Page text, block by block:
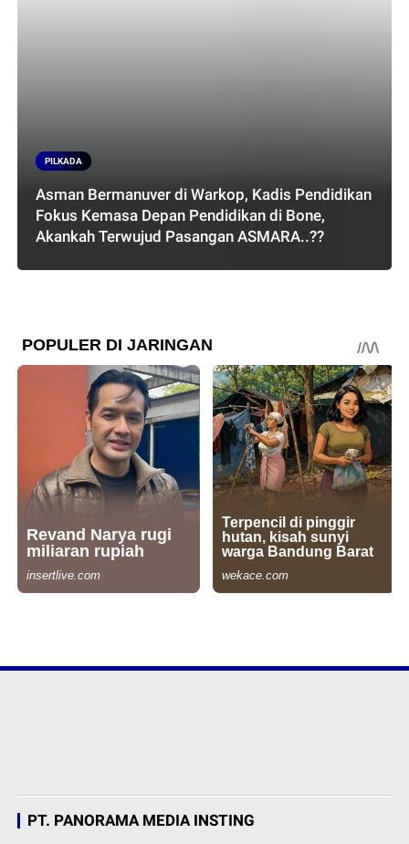
PILKADA
Asman Bermanuver di Warkop, Kadis Pendidikan
Fokus Kemasa Depan Pendidikan di Bone,
Akankah Terwujud Pasangan ASMARA..??
PT. PANORAMA MEDIA INSTING